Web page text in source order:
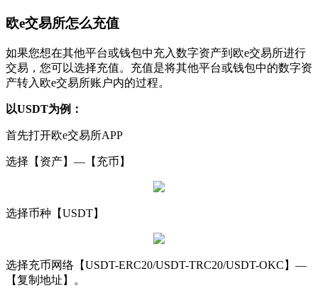
欧e交易所怎么充值
如果您想在其他平台或钱包中充入数字资产到欧e交易所进行
交易，您可以选择充值。充值是将其他平台或钱包中的数字资
产转入欧e交易所账户内的过程。
以USDT为例：
首先打开欧e交易所APP
选择【资产】—【充币】
选择币种【USDT】
选择充币网络【USDT-ERC20/USDT-TRC20/USDT-OKC】—
【复制地址】。